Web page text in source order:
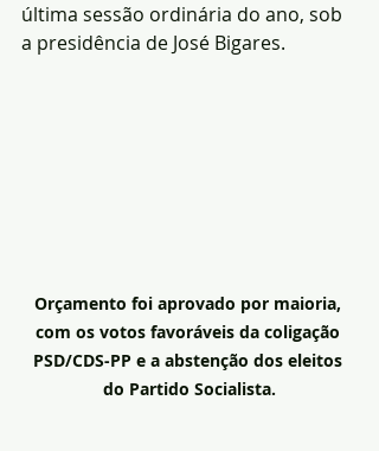
última sessão ordinária do ano, sob
a presidência de José Bigares.
Orçamento foi aprovado por maioria,
com os votos favoráveis da coligação
PSD/CDS-PP e a abstenção dos eleitos
do Partido Socialista.